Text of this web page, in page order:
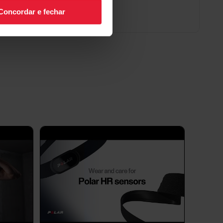
e fechar
cardíaca Polar H9/H10
não estiver funcionando como deveria,